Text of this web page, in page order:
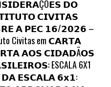
𝗗𝗢
𝗖𝗜𝗩𝗜𝗧𝗔𝗦
𝗔 𝗣𝗘𝗖 𝟭𝟲/𝟮𝟬𝟮𝟲 –
Civitasem 𝗖𝗔𝗥𝗧𝗔
𝗔𝗢𝗦 𝗖𝗜𝗗𝗔𝗗Ã𝗢𝗦
ESCALA 6X1
𝗘𝗦𝗖𝗔𝗟𝗔 𝟲𝘅𝟭: